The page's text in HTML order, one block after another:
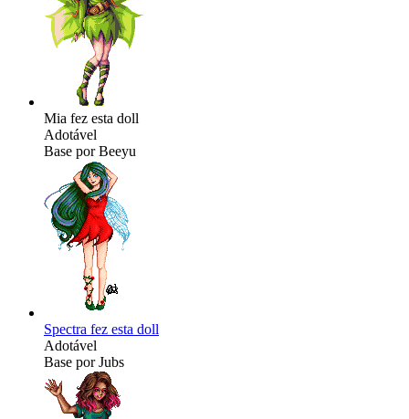
Mia fez esta doll
Adotável
Base por Beeyu
Spectra fez esta doll
Adotável
Base por Jubs